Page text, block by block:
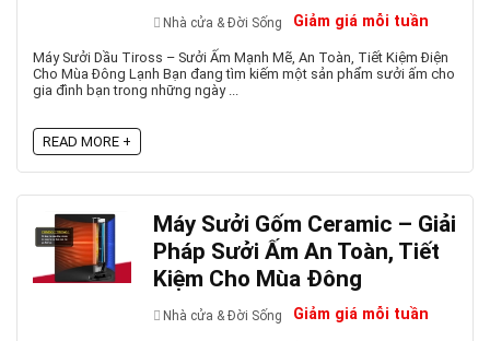
Nhà cửa & Đời Sống Giảm giá mỗi tuần
Máy Sưởi Dầu Tiross – Sưởi Ấm Mạnh Mẽ, An Toàn, Tiết Kiệm Điện
Cho Mùa Đông Lạnh Bạn đang tìm kiếm một sản phẩm sưởi ấm cho
gia đình bạn trong những ngày ...
READ MORE +
Máy Sưởi Gốm Ceramic – Giải
Pháp Sưởi Ấm An Toàn, Tiết
Kiệm Cho Mùa Đông
Nhà cửa & Đời Sống Giảm giá mỗi tuần